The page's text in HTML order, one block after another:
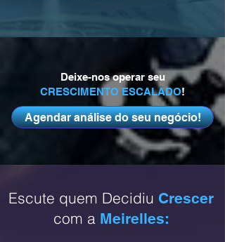
Deixe-nos operar seu
CRESCIMENTO ESCALADO!
Agendar análise do seu negócio!
Escute quem Decidiu Crescer
com a Meirelles: